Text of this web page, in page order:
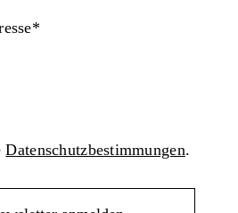
Datenschutzbestimmungen.